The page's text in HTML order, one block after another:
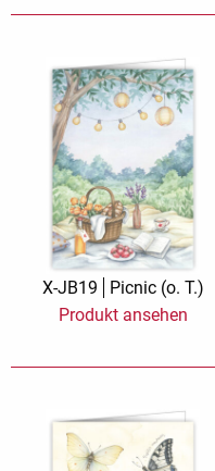
X-JB19
Picnic (o. T.)
Produkt ansehen